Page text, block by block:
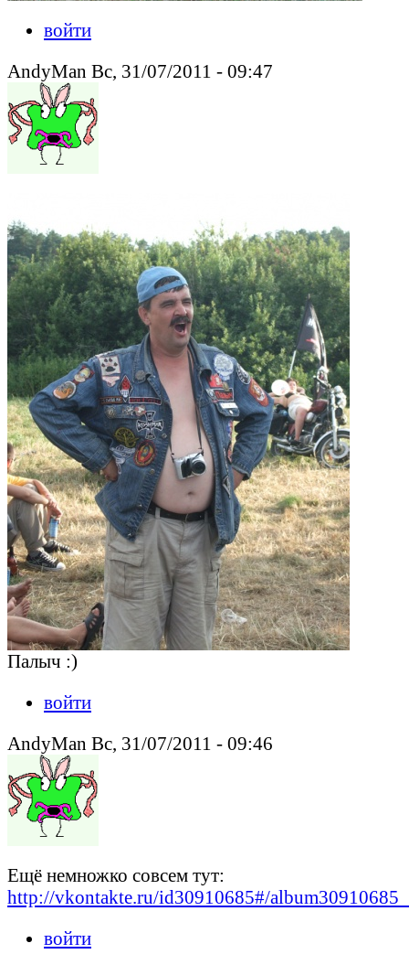
войти
AndyMan Вс, 31/07/2011 - 09:47
Палыч :)
войти
AndyMan Вс, 31/07/2011 - 09:46
Ещё немножко совсем тут:
http://vkontakte.ru/id30910685#/
войти